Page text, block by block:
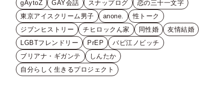
gAytoZ
GAY会話 スナップログ
恋の三十一文字
東京アイスクリーム男子
anone.
性トーク
ジブンヒストリー
チヒロックん家 同性婚
友情結婚
LGBTフレンドリー
PrEP
バビ江ノビッチ
ブリアナ・ギガンテ
しんたか
自分らしく生きるプロジェクト